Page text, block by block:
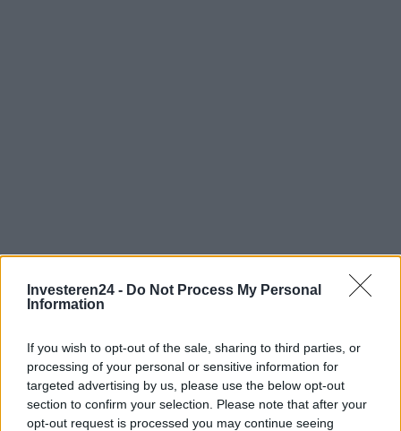
Investeren24 - Do Not Process My Personal
Information
If you wish to opt-out of the sale, sharing to third parties, or
processing of your personal or sensitive information for
targeted advertising by us, please use the below opt-out
section to confirm your selection. Please note that after your
opt-out request is processed you may continue seeing
CRYPTOVALUTA